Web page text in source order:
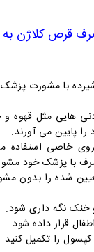
قرص کلاژن به
شیرده با مشورت
هایی مثل قهوه و
پایین می آورند.
خاصی استفاده
با پزشک خود
شده را بدون
نگه داری شود.
قرار داده شود
را تکمیل کنید .